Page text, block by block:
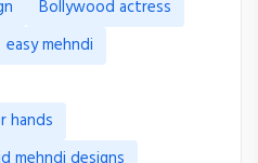
Bollywood actress
easy mehndi
hands